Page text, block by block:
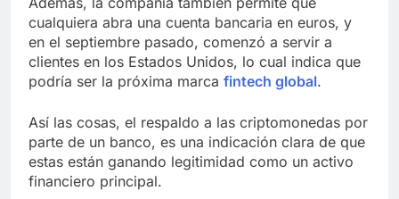
cualquiera abra una cuenta bancaria en euros, y
en el septiembre pasado, comenzó a servir a
clientes en los Estados Unidos, lo cual indica que
podría ser la próxima marca fintech global.
Así las cosas, el respaldo a las criptomonedas por
parte de un banco, es una indicación clara de que
estas están ganando legitimidad como un activo
financiero principal.